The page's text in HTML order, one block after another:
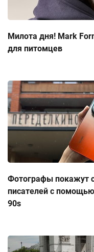
Милота дня! Mark
для питомцев
Фотографы покажут
писателей с
90s